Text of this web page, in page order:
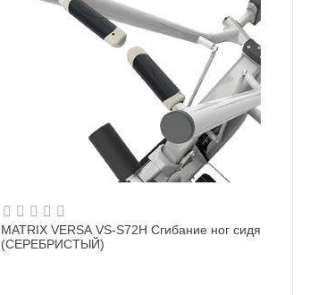
MATRIX VERSA VS-S72H Сгибание ног сидя
(СЕРЕБРИСТЫЙ)